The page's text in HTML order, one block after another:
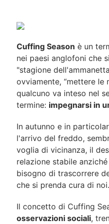
Cuffing Season è un
nei paesi anglofoni che
"stagione
ovviamente, “mettere le
qualcuno va inteso nel
termine: impegnarsi in
In autunno e in
l'arrivo del freddo,
voglia di vicinanza, il
relazione stabile
bisogno di trascorrere
che si prenda cura di noi.
Il concetto di Cuffing
osservazioni sociali,